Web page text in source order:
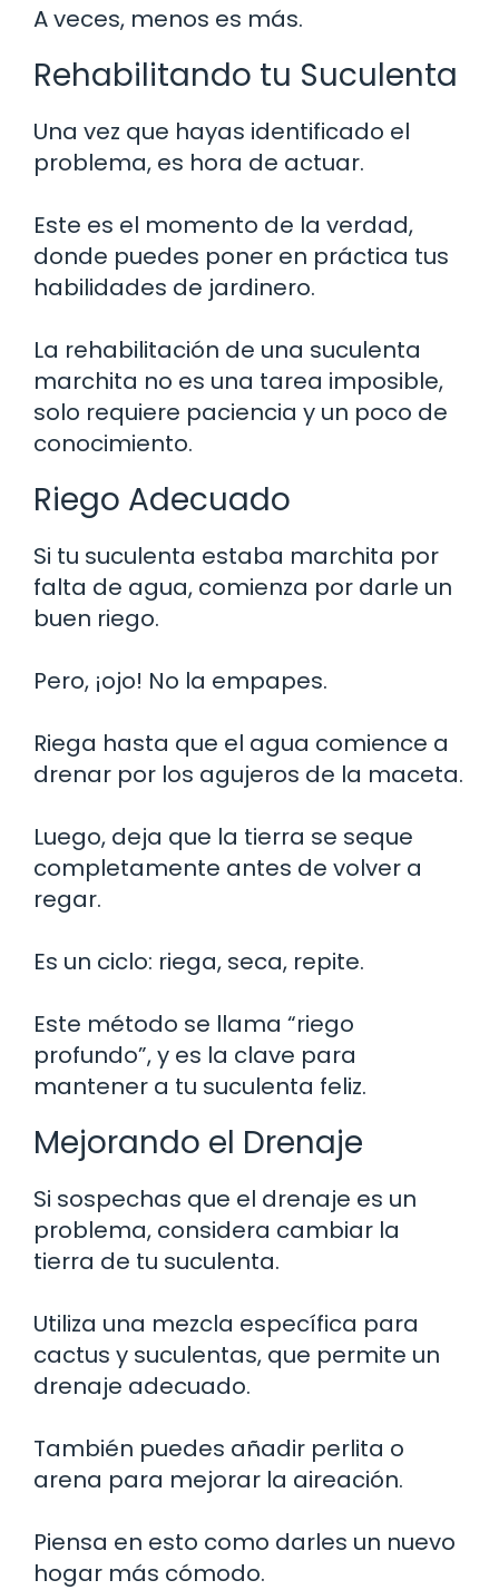
A veces, menos es más.
Rehabilitando tu Suculenta
Una vez que hayas identificado el
problema, es hora de actuar.
Este es el momento de la verdad,
donde puedes poner en práctica tus
habilidades de jardinero.
La rehabilitación de una suculenta
marchita no es una tarea imposible,
solo requiere paciencia y un poco de
conocimiento.
Riego Adecuado
Si tu suculenta estaba marchita por
falta de agua, comienza por darle un
buen riego.
Pero, ¡ojo! No la empapes.
Riega hasta que el agua comience a
drenar por los agujeros de la maceta.
Luego, deja que la tierra se seque
completamente antes de volver a
regar.
Es un ciclo: riega, seca, repite.
Este método se llama “riego
profundo”, y es la clave para
mantener a tu suculenta feliz.
Mejorando el Drenaje
Si sospechas que el drenaje es un
problema, considera cambiar la
tierra de tu suculenta.
Utiliza una mezcla específica para
cactus y suculentas, que permite un
drenaje adecuado.
También puedes añadir perlita o
arena para mejorar la aireación.
Piensa en esto como darles un nuevo
hogar más cómodo.